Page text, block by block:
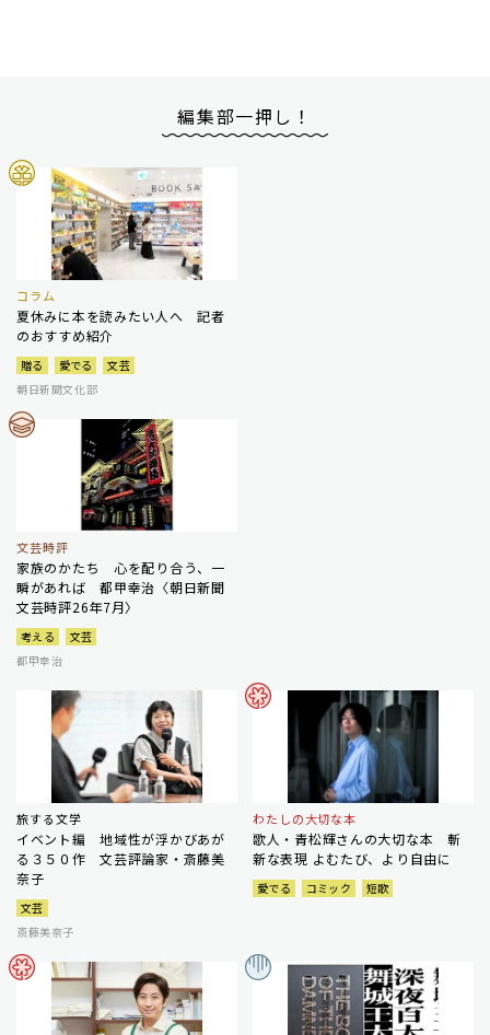
編集部一押し！
コラム
夏休みに本を読みたい人へ 記者
のおすすめ紹介
贈る 愛でる
文芸
朝日新聞文化部
文芸時評
家族のかたち 心を配り合う、一
瞬があれば 都甲幸治〈朝日新聞
文芸時評26年7月〉
考える
文芸
都甲幸治
旅する文学
イベント編 地域性が浮かびあが
る３５０作 文芸評論家・斎藤美
奈子
文芸
斎藤美奈子
わたしの大切な本
歌人・青松輝さんの大切な本 斬
新な表現 よむたび、より自由に
愛でる コミック 短歌